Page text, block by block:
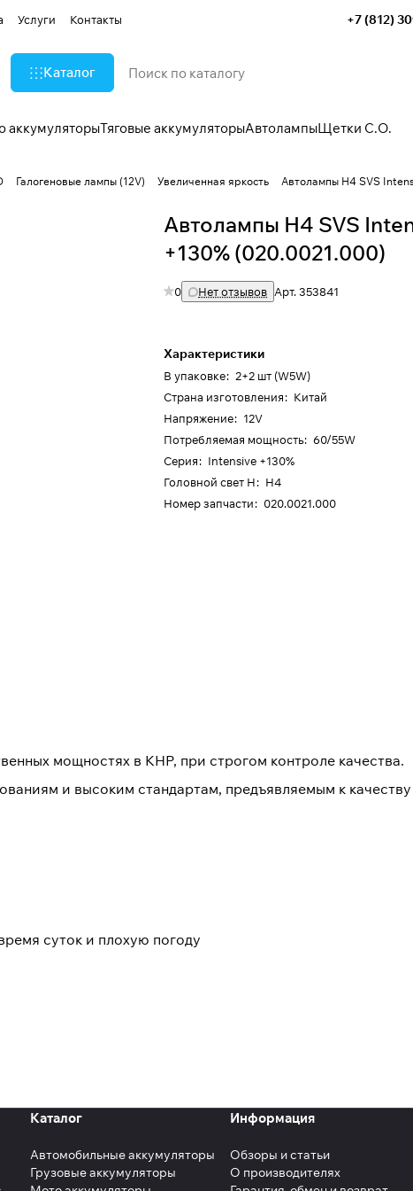
Услуги Контакты +7 (812)
Каталог
аккумуляторыТяговые аккумуляторыАвтолампыЩетки С.О.
Галогеновые лампы (12V) Увеличенная яркость Автолампы H4 SVS
Автолампы H4 SVS
+130% (020.0021.000)
0 Нет отзывов Арт.353841
Характеристики
В упаковке: 2+2 шт (W5W)
Страна изготовления: Китай
Напряжение: 12V
Потребляемая мощность: 60/55W
Серия: Intensive +130%
Головной свет H: H4
Номер запчасти: 020.0021.000
мощностях в КНР, при строгом контроле качества.
и высоким стандартам, предъявляемым к
суток и плохую погоду
Каталог
Автомобильные аккумуляторы
Грузовые аккумуляторы
Информация
Обзоры и статьи
О производителях